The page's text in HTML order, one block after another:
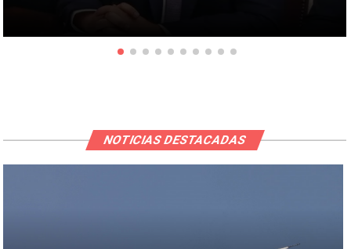
NOTICIAS DESTACADAS